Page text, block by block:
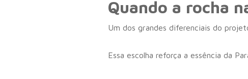
Quando a rocha
Um dos grandes diferenciais do
Essa escolha reforça a essência da